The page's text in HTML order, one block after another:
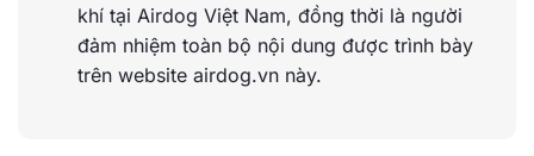
khí tại Airdog Việt Nam, đồng thời là người
đảm nhiệm toàn bộ nội dung được trình bày
trên website airdog.vn này.